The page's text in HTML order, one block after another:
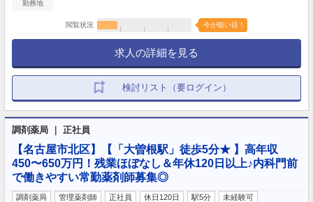
勤務地
閲覧状況 今が狙い目！
求人の詳細を見る
検討リスト（要ログイン）
調剤薬局 ｜ 正社員
【名古屋市北区】【「大曽根駅」徒歩5分★ 】高年収
450〜650万円！残業ほぼなし＆年休120日以上♪内科門前
で働きやすい常勤薬剤師募集◎
調剤薬局 管理薬剤師 正社員 休日120日 駅5分
未経験可